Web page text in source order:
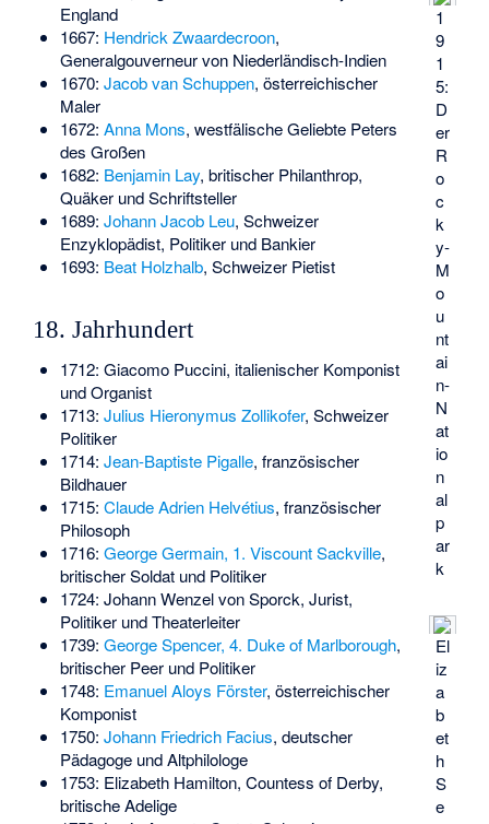
1
9
1
5:
D
er
R
o
c
k
y-
M
o
u
nt
ai
n-
N
at
io
n
al
p
ar
k
El
iz
a
b
et
h
S
e
England
1667: Hendrick Zwaardecroon,
Generalgouverneur von Niederländisch-Indien
1670: Jacob van Schuppen, österreichischer
Maler
1672: Anna Mons, westfälische Geliebte Peters
des Großen
1682: Benjamin Lay, britischer Philanthrop,
Quäker und Schriftsteller
1689: Johann Jacob Leu, Schweizer
Enzyklopädist, Politiker und Bankier
1693: Beat Holzhalb, Schweizer Pietist
18. Jahrhundert
1712: Giacomo Puccini, italienischer Komponist
und Organist
1713: Julius Hieronymus Zollikofer, Schweizer
Politiker
1714: Jean-Baptiste Pigalle, französischer
Bildhauer
1715: Claude Adrien Helvétius, französischer
Philosoph
1716: George Germain, 1. Viscount Sackville,
britischer Soldat und Politiker
1724: Johann Wenzel von Sporck, Jurist,
Politiker und Theaterleiter
1739: George Spencer, 4. Duke of Marlborough,
britischer Peer und Politiker
1748: Emanuel Aloys Förster, österreichischer
Komponist
1750: Johann Friedrich Facius, deutscher
Pädagoge und Altphilologe
1753: Elizabeth Hamilton, Countess of Derby,
britische Adelige